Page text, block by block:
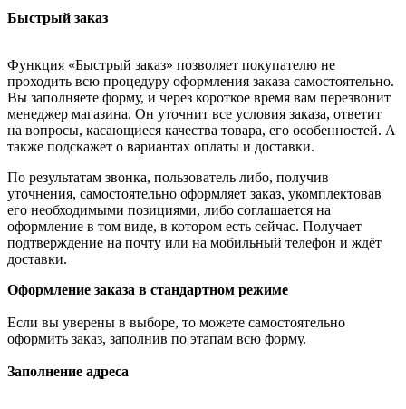
Быстрый заказ
Функция «Быстрый заказ» позволяет покупателю не
проходить всю процедуру оформления заказа самостоятельно.
Вы заполняете форму, и через короткое время вам перезвонит
менеджер магазина. Он уточнит все условия заказа, ответит
на вопросы, касающиеся качества товара, его особенностей. А
также подскажет о вариантах оплаты и доставки.
По результатам звонка, пользователь либо, получив
уточнения, самостоятельно оформляет заказ, укомплектовав
его необходимыми позициями, либо соглашается на
оформление в том виде, в котором есть сейчас. Получает
подтверждение на почту или на мобильный телефон и ждёт
доставки.
Оформление заказа в стандартном режиме
Если вы уверены в выборе, то можете самостоятельно
оформить заказ, заполнив по этапам всю форму.
Заполнение адреса